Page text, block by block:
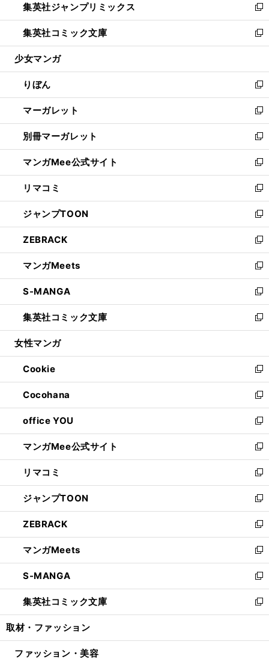
く
で
開
く
ド
ウ
で
開
ィ
ン
ド
ウ
開
く
い
ウ
ィ
ン
ウ
で
開
く
集英社ジャンプリミックス
新
し
い
ウ
ン
ド
ウ
で
開
く
集英社コミック文庫
新
し
ウ
ィ
ン
ド
ウ
で
開
く
少女マンガ
りぼん
新
し
い
ウ
ィ
ン
ド
ウ
で
開
く
マーガレット
新
し
い
ウ
ィ
ン
ド
ウ
で
開
く
別冊マーガレット
新
し
い
ウ
ィ
ン
ド
ウ
で
開
く
マンガMee公式サイト
新
し
い
ウ
ィ
ン
ド
ウ
で
開
く
リマコミ
新
し
い
ウ
ィ
ン
ド
ウ
で
開
く
ジャンプTOON
新
し
い
ウ
ィ
ン
ド
ウ
で
開
ZEBRACK
新
し
い
ウ
ィ
ン
ド
ウ
開
く
マンガMeets
新
し
い
ウ
ィ
ン
ウ
で
開
く
S-MANGA
新
し
い
ウ
ン
ド
ウ
で
開
く
集英社コミック文庫
新
し
ウ
ィ
ン
ド
ウ
で
開
く
女性マンガ
Cookie
新
し
い
ウ
ィ
ン
ド
ウ
で
開
く
Cocohana
新
し
い
ウ
ィ
ン
ド
ウ
で
開
く
office YOU
新
し
い
ウ
ィ
ン
ド
ウ
で
開
く
マンガMee公式サイト
新
し
い
ウ
ィ
ン
ド
ウ
で
開
く
リマコミ
新
し
い
ウ
ィ
ン
ド
ウ
で
開
く
ジャンプTOON
新
し
い
ウ
ィ
ン
ド
ウ
で
開
ZEBRACK
新
し
い
ウ
ィ
ン
ド
ウ
開
マンガMeets
新
し
い
ウ
ィ
ン
ウ
S-MANGA
新
し
い
ウ
ン
集英社コミック文庫
新
し
ウ
取材・ファッション
ファッション・美容